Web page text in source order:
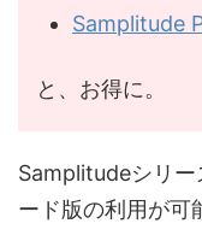
Samplitude
と、お得に。
Samplitudeシリー
ード版の利用が可